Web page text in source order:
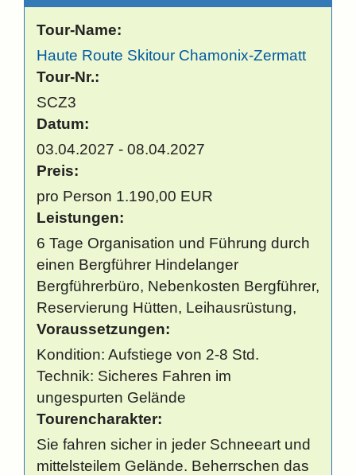
Tour-Name:
Haute Route Skitour Chamonix-Zermatt
Tour-Nr.:
SCZ3
Datum:
03.04.2027 - 08.04.2027
Preis:
pro Person 1.190,00 EUR
Leistungen:
6 Tage Organisation und Führung durch
einen Bergführer Hindelanger
Bergführerbüro, Nebenkosten Bergführer,
Reservierung Hütten, Leihausrüstung,
Voraussetzungen:
Kondition: Aufstiege von 2-8 Std.
Technik: Sicheres Fahren im
ungespurten Gelände
Tourencharakter:
Sie fahren sicher in jeder Schneeart und
mittelsteilem Gelände. Beherrschen das